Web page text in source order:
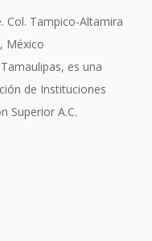
Col. Tampico-Altamira
México
es una
de Instituciones
Superior A.C.